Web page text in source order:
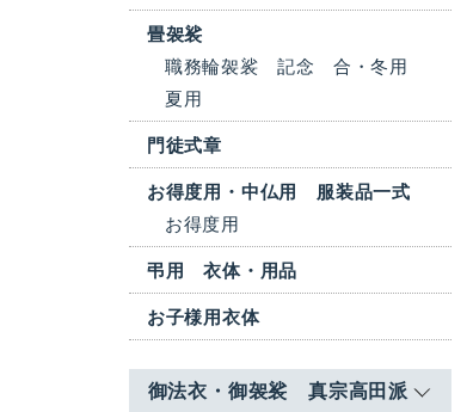
畳袈裟
職務輪袈裟
記念
合・冬用
夏用
門徒式章
お得度用・中仏用 服装品一式
お得度用
弔用 衣体・用品
お子様用衣体
御法衣・御袈裟 真宗高田派